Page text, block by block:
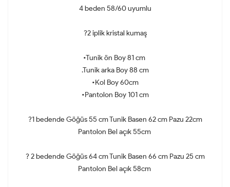
4 beden 58/60 uyumlu
?2 iplik kristal kumaş
•Tunik ön Boy 81 cm
.Tunik arka Boy 88 cm
•Kol Boy 60cm
•Pantolon Boy 101 cm
?1 bedende Göğüs 55 cm Tunik Basen 62 cm Pazu 22cm
Pantolon Bel açık 55cm
? 2 bedende Göğüs 64 cm Tunik Basen 66 cm Pazu 25 cm
Pantolon Bel açık 58cm